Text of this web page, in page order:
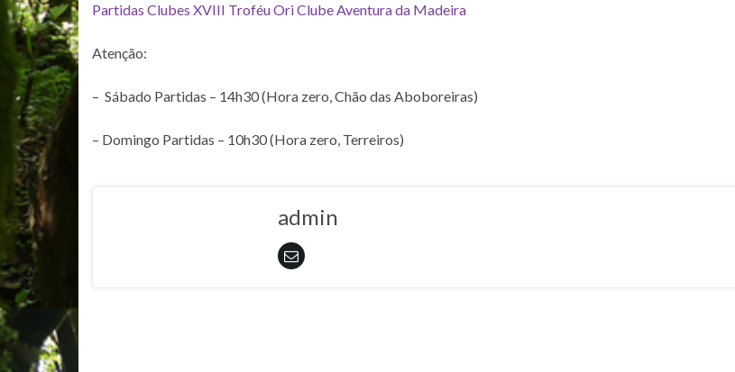
Partidas Clubes XVIII Troféu Ori Clube Aventura da Madeira
Atenção:
– Sábado Partidas – 14h30 (Hora zero, Chão das Aboboreiras)
– Domingo Partidas – 10h30 (Hora zero, Terreiros)
admin